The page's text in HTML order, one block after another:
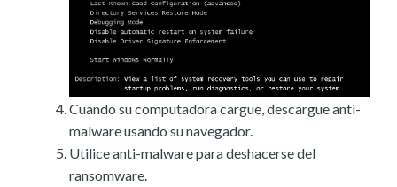
Cuando su computadora cargue, descargue anti-
malware usando su navegador.
Utilice anti-malware para deshacerse del
ransomware.